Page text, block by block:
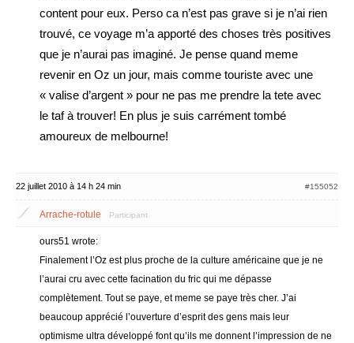
content pour eux. Perso ca n’est pas grave si je n’ai rien
trouvé, ce voyage m’a apporté des choses très positives
que je n’aurai pas imaginé. Je pense quand meme
revenir en Oz un jour, mais comme touriste avec une
« valise d’argent » pour ne pas me prendre la tete avec
le taf à trouver! En plus je suis carrément tombé
amoureux de melbourne!
22 juillet 2010 à 14 h 24 min #155052
Arrache-rotule Participant
ours51 wrote:
Finalement l’Oz est plus proche de la culture américaine que je ne
l’aurai cru avec cette facination du fric qui me dépasse
complètement. Tout se paye, et meme se paye très cher. J’ai
beaucoup apprécié l’ouverture d’esprit des gens mais leur
optimisme ultra développé font qu’ils me donnent l’impression de ne